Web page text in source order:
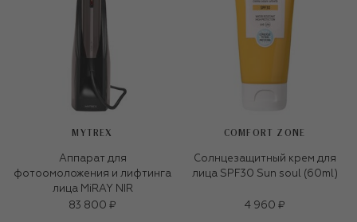
MYTREX
Аппарат для
фотоомоложения и лифтинга
лица MiRAY NIR
83 800 ₽
COMFORT ZONE
Солнцезащитный крем для
лица SPF30 Sun soul (60ml)
4 960 ₽